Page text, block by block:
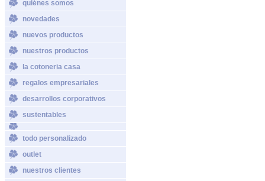
quiénes somos
novedades
nuevos productos
nuestros productos
la cotoneria casa
regalos empresariales
desarrollos corporativos
sustentables
todo personalizado
outlet
nuestros clientes